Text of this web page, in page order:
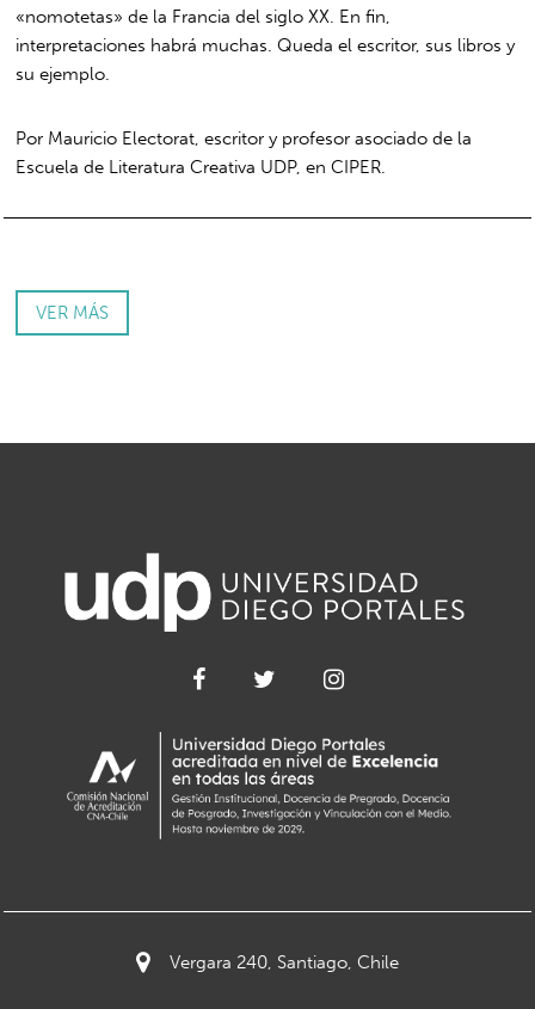
«nomotetas» de la Francia del siglo XX. En fin,
interpretaciones habrá muchas. Queda el escritor, sus libros y
su ejemplo.
Por Mauricio Electorat, escritor y profesor asociado de la
Escuela de Literatura Creativa UDP, en CIPER.
VER MÁS
Vergara 240, Santiago, Chile